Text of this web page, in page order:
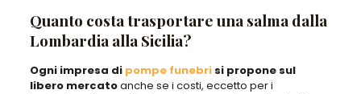
Quanto costa trasportare una salma dalla
Lombardia alla Sicilia?
Ogni impresa di pompe funebrisi propone sul
libero mercatoanche se i costi, eccetto per i